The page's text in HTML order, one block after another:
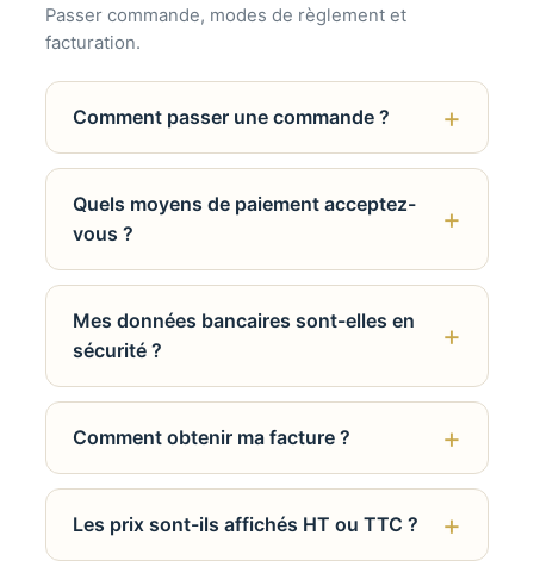
Passer commande, modes de règlement et
facturation.
Comment passer une commande ?
Quels moyens de paiement acceptez-
vous ?
Mes données bancaires sont-elles en
sécurité ?
Comment obtenir ma facture ?
Les prix sont-ils affichés HT ou TTC ?